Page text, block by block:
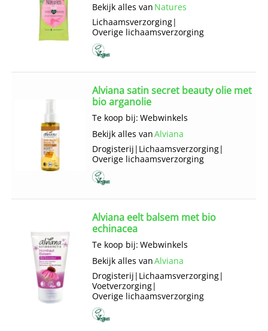
Bekijk alles van Natures
Lichaams­verzorging|
Overige lichaams­verzorging
Alviana satin secret beauty olie met
bio arganolie
Te koop bij: Webwinkels
Bekijk alles vanAlviana
Drogisterij | Lichaams­verzorging|
Overige lichaams­verzorging
Alviana eelt balsem met bio
echinacea
Te koop bij: Webwinkels
Bekijk alles vanAlviana
Drogisterij | Lichaams­verzorging|
Voetverzorging|
Overige lichaams­verzorging